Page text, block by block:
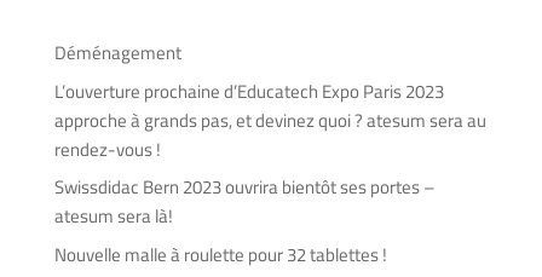
Déménagement
L’ouverture prochaine d’Educatech Expo Paris 2023
approche à grands pas, et devinez quoi ? atesum sera au
rendez-vous !
Swissdidac Bern 2023 ouvrira bientôt ses portes –
atesum sera là!
Nouvelle malle à roulette pour 32 tablettes !